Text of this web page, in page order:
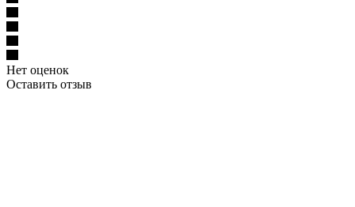
Нет оценок
Оставить отзыв